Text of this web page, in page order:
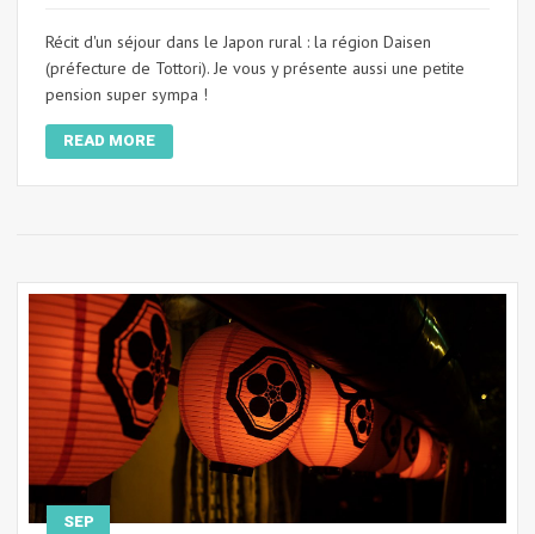
Récit d'un séjour dans le Japon rural : la région Daisen
(préfecture de Tottori). Je vous y présente aussi une petite
pension super sympa !
READ MORE
SEP